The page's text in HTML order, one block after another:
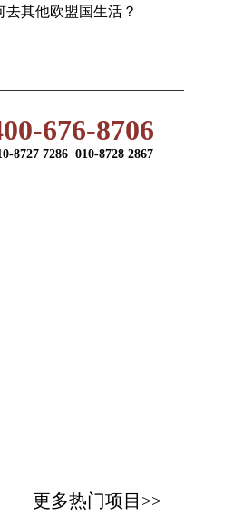
其他欧盟国生活？
676-8706
8727 7286 010-8728 2867
更多热门项目>>